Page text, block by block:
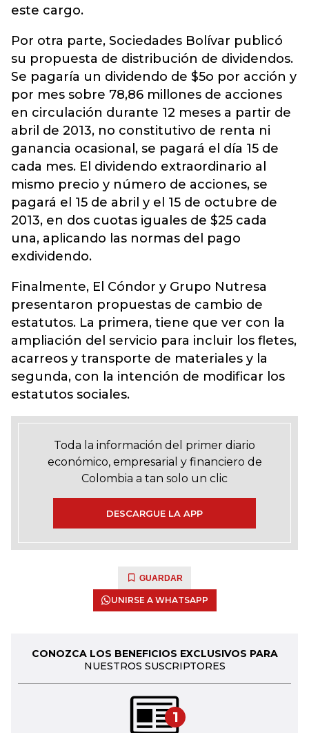
este cargo.
Por otra parte, Sociedades Bolívar publicó
su propuesta de distribución de dividendos.
Se pagaría un dividendo de $5o por acción y
por mes sobre 78,86 millones de acciones
en circulación durante 12 meses a partir de
abril de 2013, no constitutivo de renta ni
ganancia ocasional, se pagará el día 15 de
cada mes. El dividendo extraordinario al
mismo precio y número de acciones, se
pagará el 15 de abril y el 15 de octubre de
2013, en dos cuotas iguales de $25 cada
una, aplicando las normas del pago
exdividendo.
Finalmente, El Cóndor y Grupo Nutresa
presentaron propuestas de cambio de
estatutos. La primera, tiene que ver con la
ampliación del servicio para incluir los fletes,
acarreos y transporte de materiales y la
segunda, con la intención de modificar los
estatutos sociales.
Toda la información del primer diario
económico, empresarial y financiero de
Colombia a tan solo un clic
DESCARGUE LA APP
GUARDAR
UNIRSE A WHATSAPP
CONOZCA LOS BENEFICIOS EXCLUSIVOS PARA
NUESTROS SUSCRIPTORES
1